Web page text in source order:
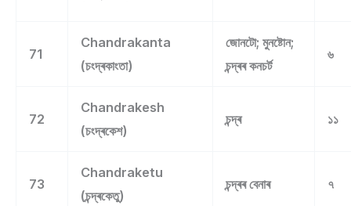
71
Chandrakanta
(চংদ্ৰকাংতা)
জোনটো; মুনষ্টোন;
চন্দ্ৰৰ কনচৰ্ট
৬
72
Chandrakesh
(চংদ্ৰকেশ)
চন্দ্ৰ ১১
73
Chandraketu
(চন্দ্ৰকেতু)
চন্দ্ৰৰ বেনাৰ ৭